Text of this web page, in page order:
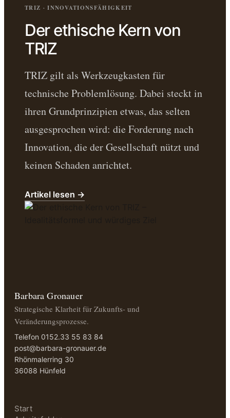
TRIZ · INNOVATIONSFÄHIGKEIT
Der ethische Kern von
TRIZ
TRIZ gilt als Werkzeugkasten für
technische Problemlösung. Dabei steckt in
ihren Grundprinzipien etwas, das selten
ausgesprochen wird: die Forderung nach
Innovation, die der Gesellschaft nützt und
keinen Schaden anrichtet.
Artikel lesen →
Barbara Gronauer
Strategische Klarheit für Zukunfts- und
Veränderungsprozesse.
Telefon 0152.33 55 83 84
post@barbara-gronauer.de
Rhönmalerring 30
36088 Hünfeld
Start